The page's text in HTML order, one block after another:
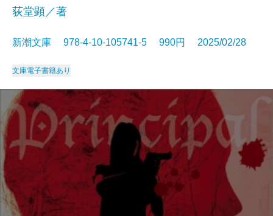
荻堂顕／著
新潮文庫 978-4-10-105741-5 990円 2025/02/28
文庫電子書籍あり